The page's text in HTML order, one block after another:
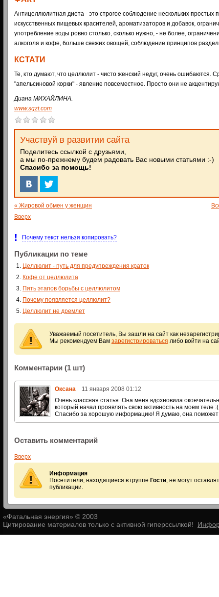
Антицеллюлитная диета - это строгое соблюдение нескольких простых
искусственных пищевых красителей, ароматизаторов и добавок,
употребление воды ровно столько, сколько нужно, - не более,
алкоголя и кофе, больше свежих овощей, соблюдение принципов
КСТАТИ
Те, кто думают, что целлюлит - чисто женский недуг, очень ошибаются.
"апельсиновой корки" - явление повсеместное. Просто они не
Диана МИХАЙЛИНА.
www.sgzt.com
Участвуй в развитии сайта
Поделитесь ссылкой с друзьями,
а мы по-прежнему будем радовать Вас новыми статьями :-)
Спасибо за помощь!
« Жировой обмен у женщин
Вверх
! Почему текст нельзя копировать?
Публикации по теме
Целлюлит - путь для предупреждения краток
Кофе от целлюлита
Пять этапов борьбы с целлюлитом
Почему появляется целлюлит?
Целлюлит не дремлет
Уважаемый посетитель, Вы зашли на сайт как
Мы рекомендуем Вам зарегистрироваться либо войти на
Комментарии (1 шт)
Оксана
11 января 2008 01:12
Очень классная статья. Она меня вдохновила
который начал проявлять свою активность на моем теле
Спасибо за хорошую информацию! Я думаю, она поможет
Оставить комментарий
Вверх
Информация
Посетители, находящиеся в группе Гости, не могут
публикации.
«Фатальная энергия» © 2003
Цитирование материалов только с активной гиперссылкой!